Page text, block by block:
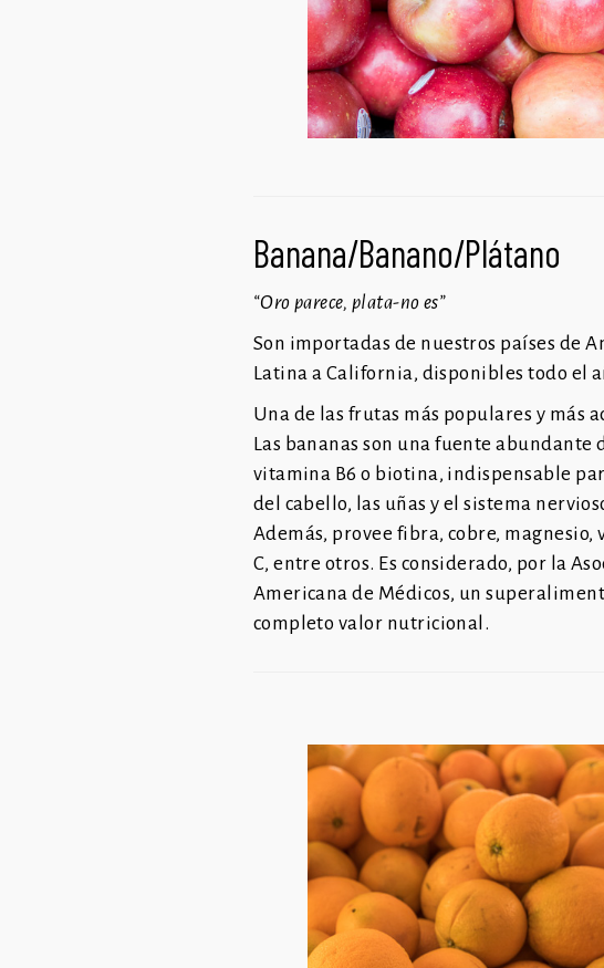
Banana/Banano/Plátano
“Oro parece, plata-no es”
Son importadas de nuestros países de
Latina a California, disponibles todo el
Una de las frutas más populares y más
Las bananas son una fuente abundante
vitamina B6 o biotina, indispensable
del cabello, las uñas y el sistema
Además, provee fibra, cobre, magnesio,
C, entre otros. Es considerado, por la
Americana de Médicos, un
completo valor nutricional.